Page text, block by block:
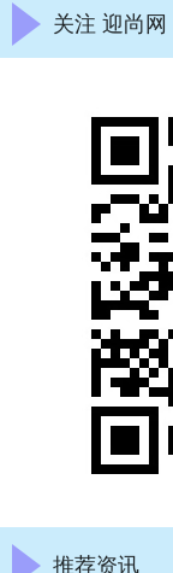
关注 迎尚网
推荐资讯